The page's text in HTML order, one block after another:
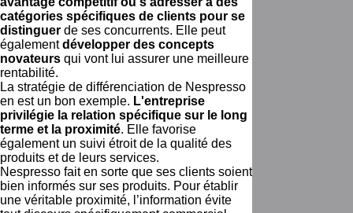
catégories spécifiques de clients pour se
distinguer de ses concurrents. Elle peut
égalementdévelopper des concepts
novateurs qui vont lui assurer une meilleure
rentabilité.
La stratégie de différenciation de Nespresso
en est un bon exemple. L'entreprise
privilégie la relation spécifique sur le long
terme et la proximité. Elle favorise
également un suivi étroit de la qualité des
produits et de leurs services.
Nespresso fait en sorte que ses clients soient
bien informés sur ses produits. Pour établir
une véritable proximité, l’information évite